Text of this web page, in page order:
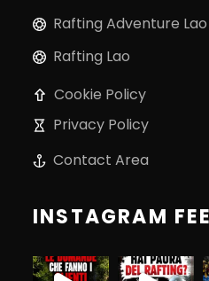
Rafting Adventure Lao
Rafting Lao
Cookie Policy
Privacy Policy
Contact Area
INSTAGRAM